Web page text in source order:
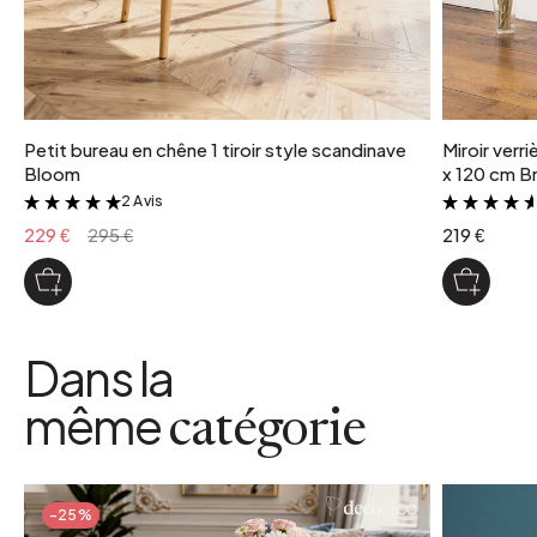
Petit bureau en chêne 1 tiroir style scandinave
Bloom
&
2 Avis
229 € 295 €
Miroir
x 120 cm
219 €
Dans la
mêmecatégorie
-25%